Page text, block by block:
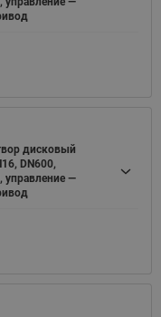
дисковый
DN600,
управление —